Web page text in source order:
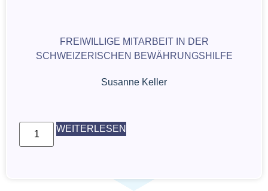
FREIWILLIGE MITARBEIT IN DER
SCHWEIZERISCHEN BEWÄHRUNGSHILFE
Susanne Keller
WEITERLESEN